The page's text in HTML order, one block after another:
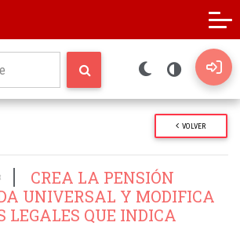
VOLVER
CREA LA PENSIÓN
UNIVERSAL Y MODIFICA
LEGALES QUE INDICA